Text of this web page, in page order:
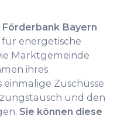
Bayern
energetische
Marktgemeinde
ihres
Zuschüsse
und den
Sie können diese